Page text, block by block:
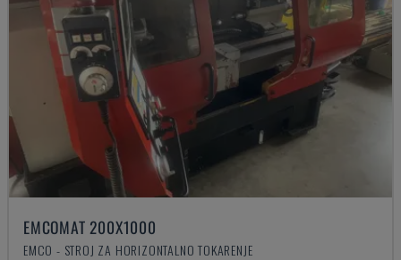
EMCOMAT 200X1000
EMCO - STROJ ZA HORIZONTALNO TOKARENJE